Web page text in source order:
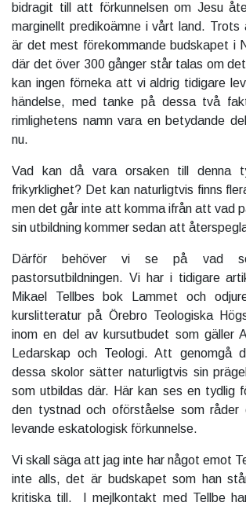
bidragit till att förkunnelsen om Jesu
marginellt predikoämne i vårt land.
är det mest förekommande budskapet i
där det över 300 gånger står talas om
kan ingen förneka att vi aldrig tidigare
händelse, med tanke på dessa två
rimlighetens namn vara en betydande
nu.
Vad kan då vara orsaken till denna
frikyrklighet? Det kan naturligtvis finns
men det går inte att komma ifrån att vad
sin utbildning kommer sedan att
Därför behöver vi se på vad
pastorsutbildningen. Vi har i tidigare
Mikael Tellbes bok Lammet och
kurslitteratur på Örebro Teologiska
inom en del av kursutbudet som gäller
Ledarskap och Teologi. Att genomgå
dessa skolor sätter naturligtvis sin
som utbildas där. Här kan ses en tydlig
den tystnad och oförståelse som
levande eskatologisk förkunnelse.
Vi skall säga att jag inte har något emot
inte alls, det är budskapet som han
kritiska till. I mejlkontakt med Tellbe